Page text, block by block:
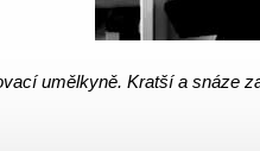
umělkyně. Kratší a snáze